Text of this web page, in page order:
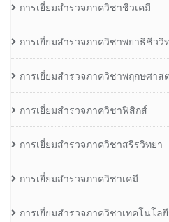
การเยี่ยมสำรวจภาควิชาชีวเคมี
การเยี่ยมสำรวจภาควิชาพยาธิชีววิ
การเยี่ยมสำรวจภาควิชาพฤกษศาส
การเยี่ยมสำรวจภาควิชาฟิสิกส์
การเยี่ยมสำรวจภาควิชาสรีรวิทยา
การเยี่ยมสำรวจภาควิชาเคมี
การเยี่ยมสำรวจภาควิชาเทคโนโ